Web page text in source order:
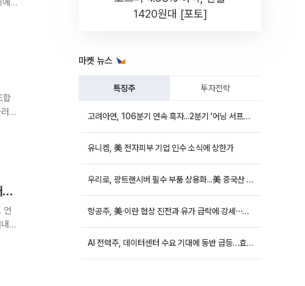
싼
[종합] “치킨·삼계탕 먹으러 간다”…젠슨 황, 코리아 만찬서 드러낸 韓 애정 [컴퓨텍스2026]
1420원대 [포토]
마켓 뉴스
특징주 투자전략
고려아연, 106분기 연속 흑자...2분기 '어닝 서프라이즈'에 장 초반 12%대 강세
유니켐, 美 전자피부 기업 인수 소식에 상한가
우리로, 광트랜시버 필수 부품 상용화...美 중국산 퇴출 추진에 상승세
항공주, 美·이란 협상 진전과 유가 급락에 강세⋯한진칼 8%↑
AI 전력주, 데이터센터 수요 기대에 동반 급등…효성중공업 10%↑